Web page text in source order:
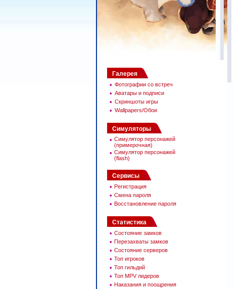
Галерея
• Фотографии со встреч
• Аватары и подписи
• Скриншоты игры
• Wallpapers/Обои
Симуляторы
• Симулятор персонажей
(примерочная)
• Симулятор персонажей
(flash)
Сервисы
• Регистрация
• Смена пароля
• Восстановление пароля
Статистика
• Состояние замков
• Перезахваты замков
• Состояние серверов
• Топ игроков
• Топ гильдий
• Топ MPV лидеров
• Наказания и поощрения